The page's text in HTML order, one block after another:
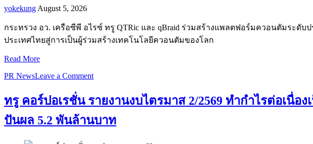
yokekung August 5, 2026
กระทรวง อว. เครือซีพี อไรซ์ ทรู QTRic และ qBraid ร่วมสร้างแพลตฟอร์มควอนตัมระดั
ประเทศไทยสู่การเป็นผู้ร่วมสร้างเทคโนโลยีควอนตัมของโลก
Read More
PR NewsLeave a Comment
ทรู คอร์ปอเรชั่น รายงานงบไตรมาส 2/2569 ทำกำไรต่อเนื่
ปันผล 5.2 พันล้านบาท